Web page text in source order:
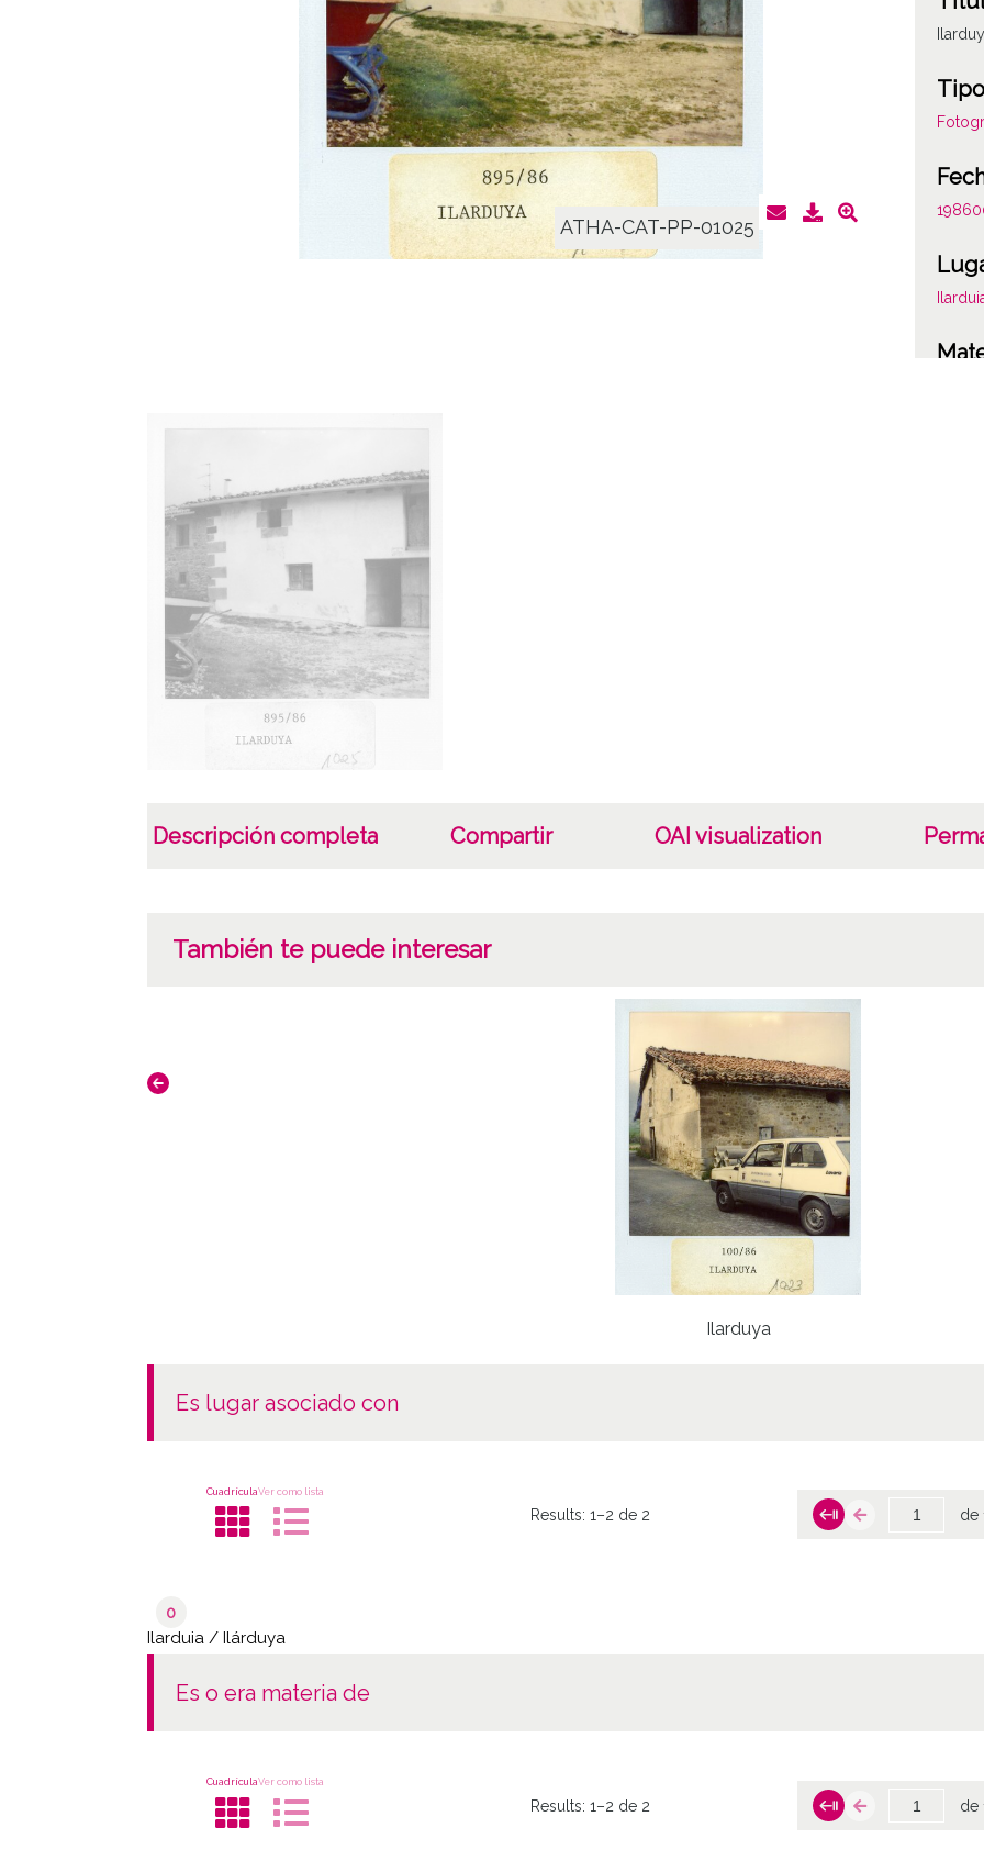
ATHA-CAT-PP-01025
Descripción completa Compartir OAI visualization
También te puede interesar
Ilarduya
es lugar asociado con
CuadrículaVer como lista
Results:1–2 de 2 de
0
Ilarduia / Ilárduya
es o era materia de
CuadrículaVer como lista
Results:1–2 de 2 de